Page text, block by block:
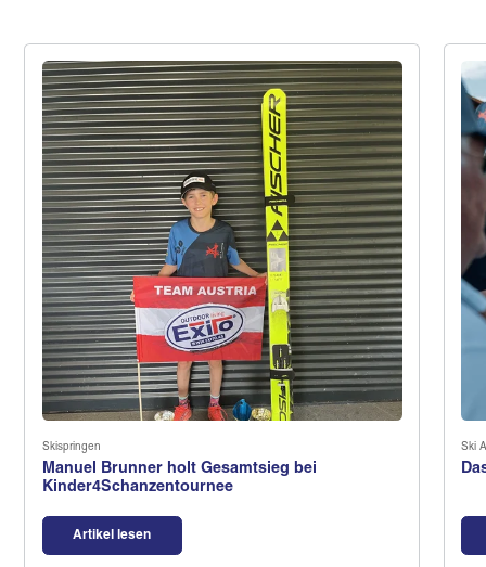
Skispringen
Manuel Brunner holt Gesamtsieg bei
Kinder4Schanzentournee
Artikel lesen
Ski